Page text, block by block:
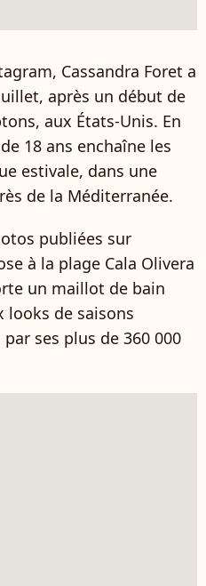
Cassandra Foret a
après un début de
aux États-Unis. En
18 ans enchaîne les
estivale, dans une
de la Méditerranée.
publiées sur
à la plage Cala Olivera
un maillot de bain
looks de saisons
ses plus de 360 000